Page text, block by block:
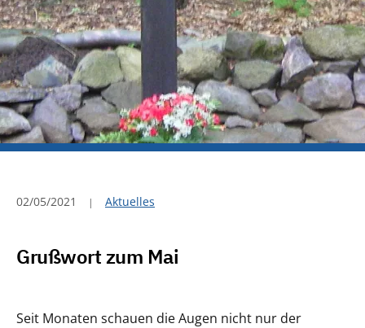
02/05/2021 Aktuelles
Grußwort zum Mai
Seit Monaten schauen die Augen nicht nur der